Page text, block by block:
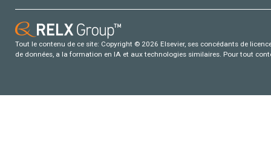
Tout le contenu de ce site: Copyright © 2026 Elsevier, ses concédants de
de données, a la formation en IA et aux technologies similaires. Pour tout